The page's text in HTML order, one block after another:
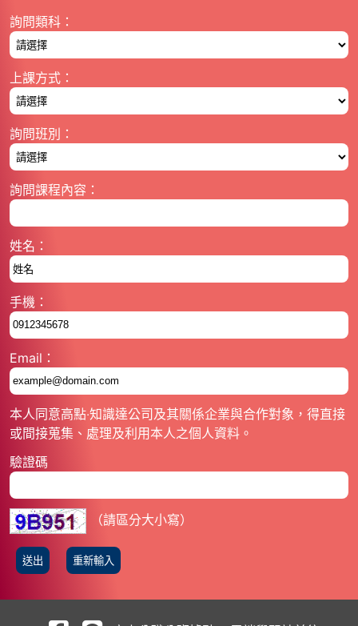
詢問類科：
上課方式：
詢問班別：
詢問課程內容：
姓名：
手機：
Email：
本人同意高點‧知識達公司及其關係企業與合作對象，得直接
或間接蒐集、處理及利用本人之個人資料。
驗證碼
（請區分大小寫）